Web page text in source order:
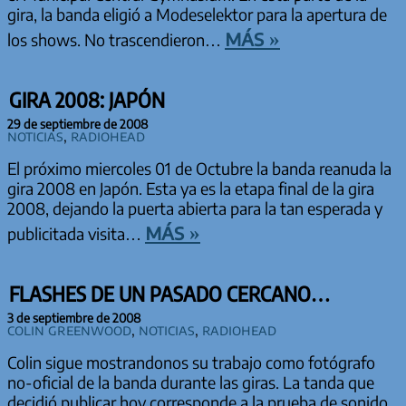
gira, la banda eligió a Modeselektor para la apertura de
los shows. No trascendieron… más »
GIRA 2008: JAPÓN
29 de septiembre de 2008
Noticias, Radiohead
El próximo miercoles 01 de Octubre la banda reanuda la
gira 2008 en Japón. Esta ya es la etapa final de la gira
2008, dejando la puerta abierta para la tan esperada y
publicitada visita… más »
FLASHES DE UN PASADO CERCANO…
3 de septiembre de 2008
Colin Greenwood, Noticias, Radiohead
Colin sigue mostrandonos su trabajo como fotógrafo
no-oficial de la banda durante las giras. La tanda que